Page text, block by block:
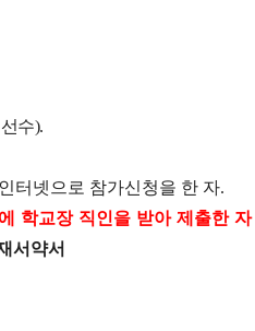
수).
터넷으로 참가신청을 한 자.
에 학교장 직인을 받아 제출한 자
서약서